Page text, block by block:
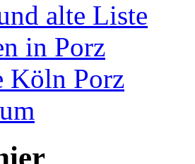
alte Liste
in Porz
Köln Porz